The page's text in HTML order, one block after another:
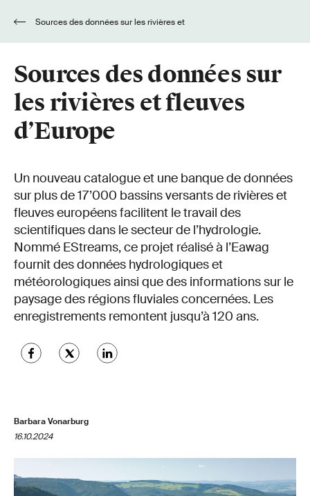
Sources des données sur
les rivières et fleuves
d’Europe
Un nouveau catalogue et une banque de données
sur plus de 17’000 bassins versants de rivières et
fleuves européens facilitent le travail des
scientifiques dans le secteur de l’hydrologie.
Nommé EStreams, ce projet réalisé à l’Eawag
fournit des données hydrologiques et
météorologiques ainsi que des informations sur le
paysage des régions fluviales concernées. Les
enregistrements remontent jusqu’à 120 ans.
Barbara Vonarburg
16.10.2024